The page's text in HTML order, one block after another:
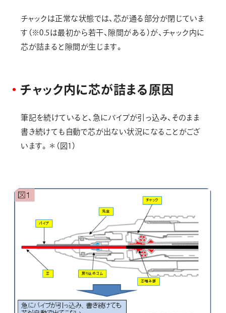
チャックは正常な状態では、芯が通る部分が閉じていま
す（※0.5は最初から若干、隙間がある）が、チャック内に
芯が詰まると隙間が生じます。
チャック内に芯が詰まる原因
筆記を続けていると、急にパイプが引っ込み、そのまま
書き続けても自動で芯が出ない状況になることがござ
います。＊（図1）